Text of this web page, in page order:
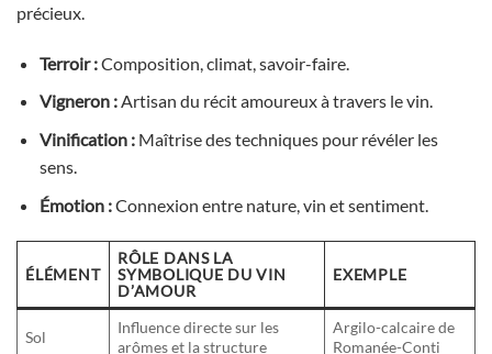
précieux.
Terroir :Composition, climat, savoir-faire.
Vigneron :Artisan du récit amoureux à travers le vin.
Vinification :Maîtrise des techniques pour révéler les
sens.
Émotion :Connexion entre nature, vin et sentiment.
ÉLÉMENT
RÔLE DANS LA
SYMBOLIQUE DU VIN
D’AMOUR
EXEMPLE
Sol
Influence directe sur les
arômes et la structure
Argilo-calcaire de
Romanée-Conti